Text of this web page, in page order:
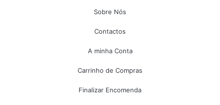
Sobre Nós
Contactos
A minha Conta
Carrinho de Compras
Finalizar Encomenda